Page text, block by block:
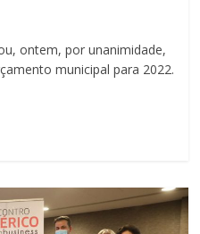
ontem, por unanimidade,
municipal para 2022.